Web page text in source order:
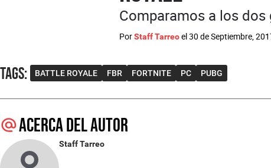
PorStaff Tarreoel30 de Septiembre,
Comparamos a los
Tags: BATTLE ROYALE FBR FORTNITE PC PUBG
Acerca del autor
Staff Tarreo